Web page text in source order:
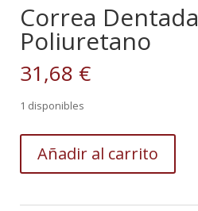
Correa Dentada
Poliuretano
31,68 €
1 disponibles
Dentada
Poliuretano
Añadir al carrito